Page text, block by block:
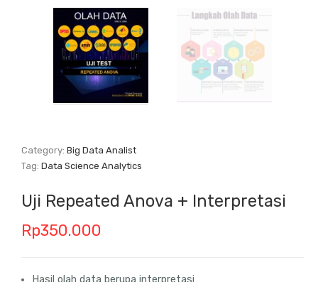
Category:Big Data Analist
Tag:Data Science Analytics
Uji Repeated Anova + Interpretasi
Rp350.000
Hasil olah data berupa interpretasi